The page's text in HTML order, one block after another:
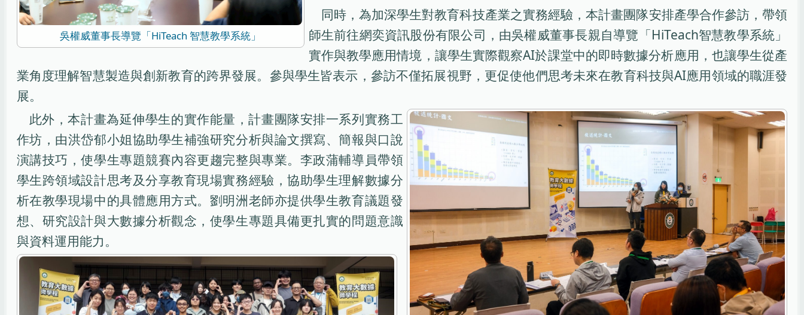
吳權威董事長導覽「HiTeach 智慧教學系統」
同時，為加深學生對教育科技產業之實務經驗，本計畫團隊安排產學合作參訪，帶領
師生前往網奕資訊股份有限公司，由吳權威董事長親自導覽「HiTeach智慧教學系統」
實作與教學應用情境，讓學生實際觀察AI於課堂中的即時數據分析應用，也讓學生從產
業角度理解智慧製造與創新教育的跨界發展。參與學生皆表示，參訪不僅拓展視野，更促使他們思考未來在教育科技與AI應用領域的職涯發
展。
此外，本計畫為延伸學生的實作能量，計畫團隊安排一系列實務工
作坊，由洪岱郁小姐協助學生補強研究分析與論文撰寫、簡報與口說
演講技巧，使學生專題競賽內容更趨完整與專業。李政蒲輔導員帶領
學生跨領域設計思考及分享教育現場實務經驗，協助學生理解數據分
析在教學現場中的具體應用方式。劉明洲老師亦提供學生教育議題發
想、研究設計與大數據分析觀念，使學生專題具備更扎實的問題意識
與資料運用能力。